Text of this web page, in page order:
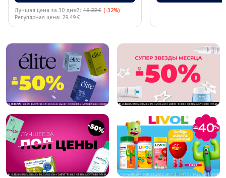
Лучшая цена за 30 дней: 16.22 € (-32%)
Регулярная цена: 29.49 €